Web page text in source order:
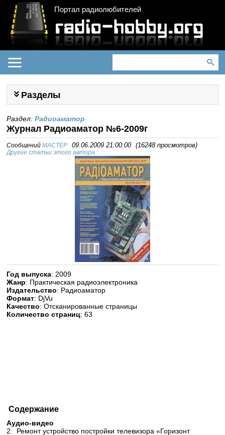
Портал радиолюбителей
Разделы
Раздел:Радиоаматор
Журнал Радиоаматор №6-2009г
СообщенийMACTEP 09.06.2009 21:00:00 (16248 просмотров)
Другие статьи этого автора
Год выпуска: 2009
Жанр: Практическая радиоэлектроника
Издательство: Радиоаматор
Формат: DjVu
Качество: Отсканированные страницы
Количество страниц: 63
Содержание
Аудио-видео
2. Ремонт устройство постройки телевизора «Горизонт